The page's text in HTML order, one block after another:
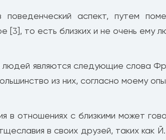
аспект, путем
[3], то есть близких и не очень ему
являются следующие слова
из них, согласно моему
в отношениях с близкими может
в своих друзей, таких